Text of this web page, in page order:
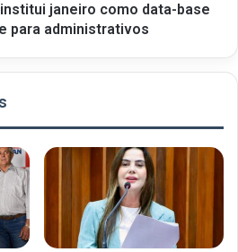
janeiro como data-base
para administrativos